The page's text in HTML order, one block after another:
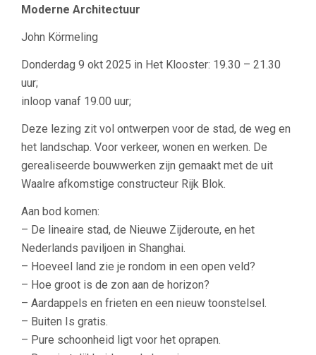
Moderne Architectuur
John Körmeling
Donderdag 9 okt 2025 in Het Klooster: 19.30 – 21.30
uur;
inloop vanaf 19.00 uur;
Deze lezing zit vol ontwerpen voor de stad, de weg en
het landschap. Voor verkeer, wonen en werken. De
gerealiseerde bouwwerken zijn gemaakt met de uit
Waalre afkomstige constructeur Rijk Blok.
Aan bod komen:
– De lineaire stad, de Nieuwe Zijderoute, en het
Nederlands paviljoen in Shanghai.
– Hoeveel land zie je rondom in een open veld?
– Hoe groot is de zon aan de horizon?
– Aardappels en frieten en een nieuw toonstelsel.
– Buiten Is gratis.
– Pure schoonheid ligt voor het oprapen.